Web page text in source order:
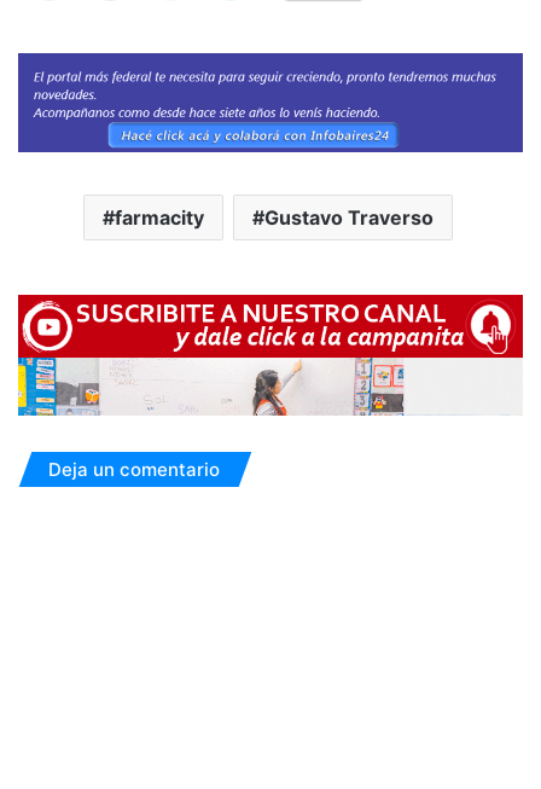
farmacity Gustavo Traverso
Deja un comentario